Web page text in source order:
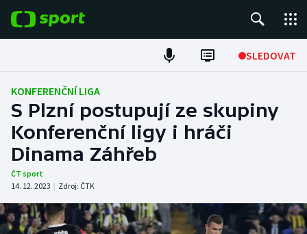
SLEDOVAT
Fotbal
Hokej
Tenis
Atletika
Cyklistika
KONFERENČNÍ LIGA
S Plzní postupují ze skupiny
Konferenční ligy i hráči
Dinama Záhřeb
ČT sport
14. 12. 2023 | Zdroj: ČTK